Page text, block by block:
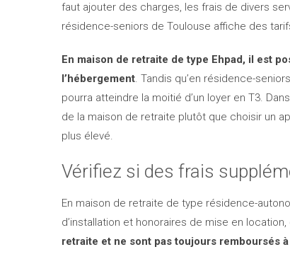
faut ajouter des charges, les frais de divers
résidence-seniors de Toulouse affiche des
En maison de retraite de type Ehpad, il est
l’hébergement. Tandis qu’en résidence-
pourra atteindre la moitié d’un loyer en T3.
de la maison de retraite plutôt que choisir un
plus élevé.
Vérifiez si des frais
En maison de retraite de type résidence-
d’installation et honoraires de mise en
retraite et ne sont pas toujours remboursés à